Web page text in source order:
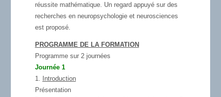
réussite mathématique. Un regard appuyé sur des
recherches en neuropsychologie et neurosciences
est proposé.
PROGRAMME DE LA FORMATION
Programme sur 2 journées
Journée 1
1.
Introduction
Présentation